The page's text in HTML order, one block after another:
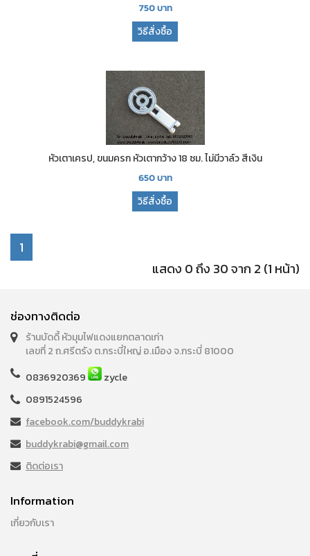
750บาท
วิธีสั่งซื้อ
หัวเตาเครป, ขนมครก หัวเตากว้าง 18 ซม. ไม่มีวาล์ว สีเงิน
650บาท
วิธีสั่งซื้อ
1
แสดง 0 ถึง 30 จาก 2 (1 หน้า)
ช่องทางติดต่อ
ร้านบัดดี้ หัวมุมไฟแดงแยกตลาดเก่า
เลขที่ 2 ถ.ศรีตรัง ต.กระบี่ใหญ่ อ.เมือง จ.กระบี่ 81000
0836920369
zycle
0891524596
facebook.com/buddykrabi
buddykrabi@gmail.com
ติดต่อเรา
Information
เกี่ยวกับเรา